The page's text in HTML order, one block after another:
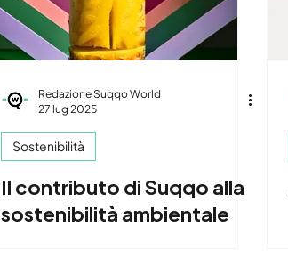
Redazione Suqqo World
27 lug 2025
Sostenibilità
Il contributo di Suqqo alla
sostenibilità ambientale